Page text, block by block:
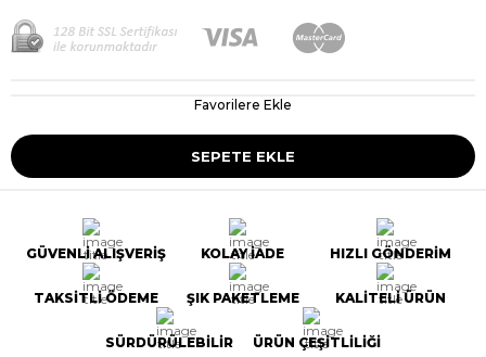
Favorilere Ekle
GÜVENLİ ALIŞVERİŞ KOLAY İADE HIZLI GÖNDERİM
TAKSİTLİ ÖDEME ŞIK PAKETLEME KALİTELİ ÜRÜN
SÜRDÜRÜLEBİLİR ÜRÜN ÇEŞİTLİLİĞİ